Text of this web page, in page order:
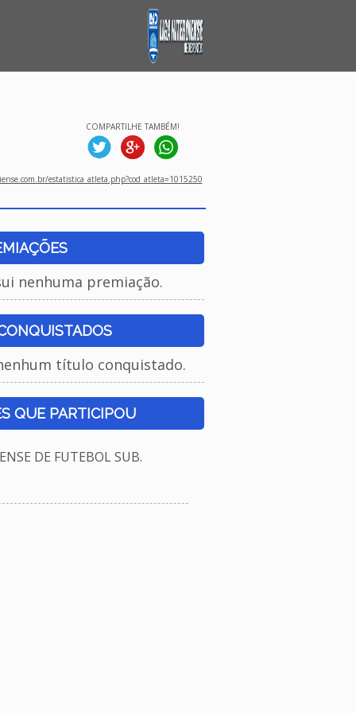
COMPARTILHE TAMBÉM!
estatistica_atleta.php?cod_atleta=1015250
nenhuma premiação.
título conquistado.
QUE PARTICIPOU
DE FUTEBOL SUB.